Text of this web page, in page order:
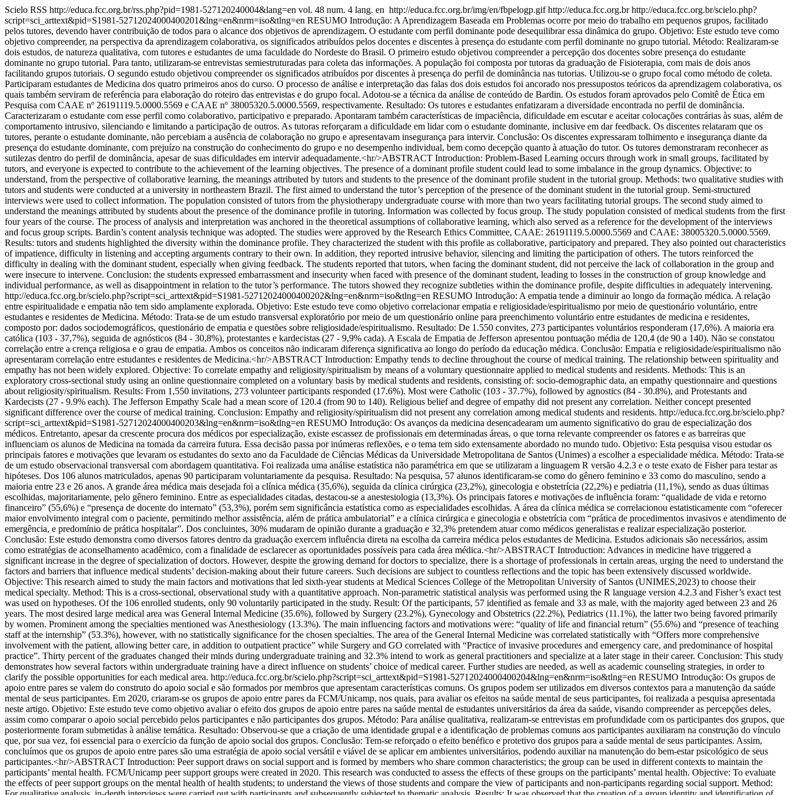
Scielo RSS http://educa.fcc.org.br/rss.php?pid=1981-527120240004&lang=en vol. 48 num. 4 lang. en http://educa.fcc.org.br/img/en/fbpelogp.gif http://educa.fcc.org.brhttp://educa.fcc.org.br/scielo.php?
script=sci_arttext&pid=S1981-52712024000400201&lng=en&nrm=iso&tlng=en RESUMO Introdução: A Aprendizagem Baseada em Problemas ocorre por meio do trabalho em pequenos grupos, facilitado
pelos tutores, devendo haver contribuição de todos para o alcance dos objetivos de aprendizagem. O estudante com perfil dominante pode desequilibrar essa dinâmica do grupo. Objetivo: Este estudo teve como
objetivo compreender, na perspectiva da aprendizagem colaborativa, os significados atribuídos pelos docentes e discentes à presença do estudante com perfil dominante no grupo tutorial. Método: Realizaram-se
dois estudos, de natureza qualitativa, com tutores e estudantes de uma faculdade do Nordeste do Brasil. O primeiro estudo objetivou compreender a percepção dos docentes sobre presença do estudante
dominante no grupo tutorial. Para tanto, utilizaram-se entrevistas semiestruturadas para coleta das informações. A população foi composta por tutoras da graduação de Fisioterapia, com mais de dois anos
facilitando grupos tutoriais. O segundo estudo objetivou compreender os significados atribuídos por discentes à presença do perfil de dominância nas tutorias. Utilizou-se o grupo focal como método de coleta.
Participaram estudantes de Medicina dos quatro primeiros anos do curso. O processo de análise e interpretação das falas dos dois estudos foi ancorado nos pressupostos teóricos da aprendizagem colaborativa, os
quais também serviram de referência para elaboração do roteiro das entrevistas e do grupo focal. Adotou-se a técnica da análise de conteúdo de Bardin. Os estudos foram aprovados pelo Comitê de Ética em
Pesquisa com CAAE nº 26191119.5.0000.5569 e CAAE nº 38005320.5.0000.5569, respectivamente. Resultado: Os tutores e estudantes enfatizaram a diversidade encontrada no perfil de dominância.
Caracterizaram o estudante com esse perfil como colaborativo, participativo e preparado. Apontaram também características de impaciência, dificuldade em escutar e aceitar colocações contrárias às suas, além de
comportamento intrusivo, silenciando e limitando a participação de outros. As tutoras reforçaram a dificuldade em lidar com o estudante dominante, inclusive em dar feedback. Os discentes relataram que os
tutores, perante o estudante dominante, não percebiam a ausência de colaboração no grupo e apresentavam insegurança para intervir. Conclusão: Os discentes expressaram tolhimento e insegurança diante da
presença do estudante dominante, com prejuízo na construção do conhecimento do grupo e no desempenho individual, bem como decepção quanto à atuação do tutor. Os tutores demonstraram reconhecer as
sutilezas dentro do perfil de dominância, apesar de suas dificuldades em intervir adequadamente.<hr/>ABSTRACT Introduction: Problem-Based Learning occurs through work in small groups, facilitated by
tutors, and everyone is expected to contribute to the achievement of the learning objectives. The presence of a dominant profile student could lead to some imbalance in the group dynamics. Objective: to
understand, from the perspective of collaborative learning, the meanings attributed by tutors and students to the presence of the dominant profile student in the tutorial group. Methods: two qualitative studies with
tutors and students were conducted at a university in northeastern Brazil. The first aimed to understand the tutor’s perception of the presence of the dominant student in the tutorial group. Semi-structured
interviews were used to collect information. The population consisted of tutors from the physiotherapy undergraduate course with more than two years facilitating tutorial groups. The second study aimed to
understand the meanings attributed by students about the presence of the dominance profile in tutoring. Information was collected by focus group. The study population consisted of medical students from the first
four years of the course. The process of analysis and interpretation was anchored in the theoretical assumptions of collaborative learning, which also served as a reference for the development of the interviews
and focus group scripts. Bardin’s content analysis technique was adopted. The studies were approved by the Research Ethics Committee, CAAE: 26191119.5.0000.5569 and CAAE: 38005320.5.0000.5569.
Results: tutors and students highlighted the diversity within the dominance profile. They characterized the student with this profile as collaborative, participatory and prepared. They also pointed out characteristics
of impatience, difficulty in listening and accepting arguments contrary to their own. In addition, they reported intrusive behavior, silencing and limiting the participation of others. The tutors reinforced the
difficulty in dealing with the dominant student, especially when giving feedback. The students reported that tutors, when facing the dominant student, did not perceive the lack of collaboration in the group and
were insecure to intervene. Conclusion: the students expressed embarrassment and insecurity when faced with presence of the dominant student, leading to losses in the construction of group knowledge and
individual performance, as well as disappointment in relation to the tutor’s performance. The tutors showed they recognize subtleties within the dominance profile, despite difficulties in adequately intervening.
http://educa.fcc.org.br/scielo.php?script=sci_arttext&pid=S1981-52712024000400202&lng=en&nrm=iso&tlng=en RESUMO Introdução: A empatia tende a diminuir ao longo da formação médica. A relação
entre espiritualidade e empatia não tem sido amplamente explorada. Objetivo: Este estudo teve como objetivo correlacionar empatia e religiosidade/espiritualismo por meio de questionário voluntário, entre
estudantes e residentes de Medicina. Método: Trata-se de um estudo transversal exploratório por meio de um questionário online para preenchimento voluntário entre estudantes de medicina e residentes,
composto por: dados sociodemográficos, questionário de empatia e questões sobre religiosidade/espiritualismo. Resultado: De 1.550 convites, 273 participantes voluntários responderam (17,6%). A maioria era
católica (103 - 37,7%), seguida de agnósticos (84 - 30,8%), protestantes e kardecistas (27 - 9,9% cada). A Escala de Empatia de Jefferson apresentou pontuação média de 120,4 (de 90 a 140). Não se constatou
correlação entre a crença religiosa e o grau de empatia. Ambos os conceitos não indicaram diferença significativa ao longo do período da educação médica. Conclusão: Empatia e religiosidade/espiritualismo não
apresentaram correlação entre estudantes e residentes de Medicina.<hr/>ABSTRACT Introduction: Empathy tends to decline throughout the course of medical training. The relationship between spirituality and
empathy has not been widely explored. Objective: To correlate empathy and religiosity/spiritualism by means of a voluntary questionnaire applied to medical students and residents. Methods: This is an
exploratory cross-sectional study using an online questionnaire completed on a voluntary basis by medical students and residents, consisting of: socio-demographic data, an empathy questionnaire and questions
about religiosity/spiritualism. Results: From 1,550 invitations, 273 volunteer participants responded (17.6%). Most were Catholic (103 - 37.7%), followed by agnostics (84 - 30.8%), and Protestants and
Kardecists (27 - 9.9% each). The Jefferson Empathy Scale had a mean score of 120.4 (from 90 to 140). Religious belief and degree of empathy did not present any correlation. Neither concept presented
significant difference over the course of medical training. Conclusion: Empathy and religiosity/spiritualism did not present any correlation among medical students and residents. http://educa.fcc.org.br/scielo.php?
script=sci_arttext&pid=S1981-52712024000400203&lng=en&nrm=iso&tlng=en RESUMO Introdução: Os avanços da medicina desencadearam um aumento significativo do grau de especialização dos
médicos. Entretanto, apesar da crescente procura dos médicos por especialização, existe escassez de profissionais em determinadas áreas, o que torna relevante compreender os fatores e as barreiras que
influenciam os alunos de Medicina na tomada da carreira futura. Essa decisão passa por inúmeras reflexões, e o tema tem sido extensamente abordado no mundo tudo. Objetivo: Esta pesquisa visou estudar os
principais fatores e motivações que levaram os estudantes do sexto ano da Faculdade de Ciências Médicas da Universidade Metropolitana de Santos (Unimes) a escolher a especialidade médica. Método: Trata-se
de um estudo observacional transversal com abordagem quantitativa. Foi realizada uma análise estatística não paramétrica em que se utilizaram a linguagem R versão 4.2.3 e o teste exato de Fisher para testar as
hipóteses. Dos 106 alunos matriculados, apenas 90 participaram voluntariamente da pesquisa. Resultado: Na pesquisa, 57 alunos identificaram-se como do gênero feminino e 33 como do masculino, sendo a
maioria entre 23 e 26 anos. A grande área médica mais desejada foi a clínica médica (35,6%), seguida da clínica cirúrgica (23,2%), ginecologia e obstetrícia (22,2%) e pediatria (11,1%), sendo as duas últimas
escolhidas, majoritariamente, pelo gênero feminino. Entre as especialidades citadas, destacou-se a anestesiologia (13,3%). Os principais fatores e motivações de influência foram: “qualidade de vida e retorno
financeiro” (55,6%) e “presença de docente do internato” (53,3%), porém sem significância estatística como as especialidades escolhidas. A área da clínica médica se correlacionou estatisticamente com “oferecer
maior envolvimento integral com o paciente, permitindo melhor assistência, além de prática ambulatorial” e a clínica cirúrgica e ginecologia e obstetrícia com “prática de procedimentos invasivos e atendimento de
emergência, e predomínio de prática hospitalar”. Dos concluintes, 30% mudaram de opinião durante a graduação e 32,3% pretendem atuar como médicos generalistas e realizar especialização posterior.
Conclusão: Este estudo demonstra como diversos fatores dentro da graduação exercem influência direta na escolha da carreira médica pelos estudantes de Medicina. Estudos adicionais são necessários, assim
como estratégias de aconselhamento acadêmico, com a finalidade de esclarecer as oportunidades possíveis para cada área médica.<hr/>ABSTRACT Introduction: Advances in medicine have triggered a
significant increase in the degree of specialization of doctors. However, despite the growing demand for doctors to specialize, there is a shortage of professionals in certain areas, urging the need to understand the
factors and barriers that influence medical students’ decision-making about their future careers. Such decisions are subject to countless reflections and the topic has been extensively discussed worldwide.
Objective: This research aimed to study the main factors and motivations that led sixth-year students at Medical Sciences College of the Metropolitan University of Santos (UNIMES,2023) to choose their
medical specialty. Method: This is a cross-sectional, observational study with a quantitative approach. Non-parametric statistical analysis was performed using the R language version 4.2.3 and Fisher’s exact test
was used on hypotheses. Of the 106 enrolled students, only 90 voluntarily participated in the study. Result: Of the participants, 57 identified as female and 33 as male, with the majority aged between 23 and 26
years. The most desired large medical area was General Internal Medicine (35.6%), followed by Surgery (23.2%), Gynecology and Obstetrics (22.2%), Pediatrics (11.1%), the latter two being favored primarily
by women. Prominent among the specialties mentioned was Anesthesiology (13.3%). The main influencing factors and motivations were: “quality of life and financial return” (55.6%) and “presence of teaching
staff at the internship” (53.3%), however, with no statistically significance for the chosen specialties. The area of the General Internal Medicine was correlated statistically with “Offers more comprehensive
involvement with the patient, allowing better care, in addition to outpatient practice” while Surgery and GO correlated with “Practice of invasive procedures and emergency care, and predominance of hospital
practice”. Thirty percent of the graduates changed their minds during undergraduate training and 32.3% intend to work as general practitioners and specialize at a later stage in their career. Conclusion: This study
demonstrates how several factors within undergraduate training have a direct influence on students’ choice of medical career. Further studies are needed, as well as academic counseling strategies, in order to
clarify the possible opportunities for each medical area. http://educa.fcc.org.br/scielo.php?script=sci_arttext&pid=S1981-52712024000400204&lng=en&nrm=iso&tlng=en RESUMO Introdução: Os grupos de
apoio entre pares se valem do construto do apoio social e são formados por membros que apresentam características comuns. Os grupos podem ser utilizados em diversos contextos para a manutenção da saúde
mental de seus participantes. Em 2020, criaram-se os grupos de apoio entre pares da FCM/Unicamp, nos quais, para avaliar os efeitos na saúde mental de seus participantes, foi realizada a pesquisa apresentada
neste artigo. Objetivo: Este estudo teve como objetivo avaliar o efeito dos grupos de apoio entre pares na saúde mental de estudantes universitários da área da saúde, visando compreender as percepções deles,
assim como comparar o apoio social percebido pelos participantes e não participantes dos grupos. Método: Para análise qualitativa, realizaram-se entrevistas em profundidade com os participantes dos grupos, que
posteriormente foram submetidas à análise temática. Resultado: Observou-se que a criação de uma identidade grupal e a identificação de problemas comuns aos participantes auxiliaram na construção do vínculo
que, por sua vez, foi essencial para o exercício da função de apoio social dos grupos. Conclusão: Tem-se reforçado o efeito benéfico e protetivo dos grupos para a saúde mental de seus participantes. Assim,
concluímos que os grupos de apoio entre pares são uma estratégia de apoio social versátil e viável de se aplicar em ambientes universitários, podendo auxiliar na manutenção do bem-estar psicológico de seus
participantes.<hr/>ABSTRACT Introduction: Peer support draws on social support and is formed by members who share common characteristics; the group can be used in different contexts to maintain the
participants’ mental health. FCM/Unicamp peer support groups were created in 2020. This research was conducted to assess the effects of these groups on the participants’ mental health. Objective: To evaluate
the effects of peer support groups on the mental health of health students; to understand the views of those students and compare the view of participants and non-participants regarding social support. Method: